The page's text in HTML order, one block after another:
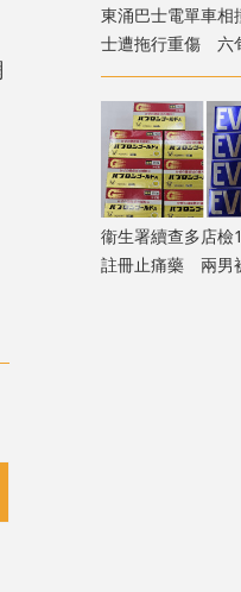
東涌巴士電單車
士遭拖行重傷 六
危駕被捕
衞生署續查多店檢
註冊止痛藥 兩男